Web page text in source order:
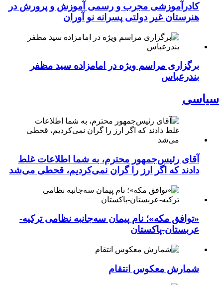
کادرآموزشی مجرب و رسمی آموزش و پرورش در
هنرستان غیر دولتی پسرانه نو آوران
برگزاری مراسم ویژه در امامزاده سید مظفر
بندرعباس
سیاسی
آقای رئیس‌جمهور محترم، به شما اطلاعات غلط
دادند که اگر ارز را گران نمی‌کردیم، قحطی می‌شد
«توافق مکه»؛ نام پیمان سه‌جانبه نظامی ترکیه-
عربستان-پاکستان
شمارش معکوس انتقام